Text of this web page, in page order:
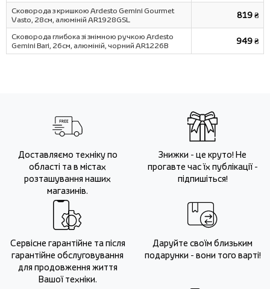
Сковорода з кришкою Ardesto Gemini Gourmet
Vasto, 28см, алюміній AR1928GSL
819 ₴
Сковорода глибока зі знімною ручкою Ardesto
Gemini Bari, 26см, алюміній, чорний AR1226B
949 ₴
Доставляємо техніку по
області та в містах
розташування наших
магазинів.
Знижки - це круто! Не
прогавте час їх публікації -
підпишіться!
Сервісне гарантійне та після
гарантійне обслуговування
для продовження життя
Вашої техніки.
Даруйте своїм близьким
подарунки - вони того варті!